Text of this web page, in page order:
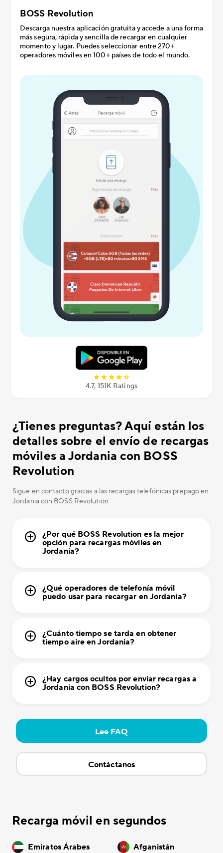
BOSS Revolution
Descarga nuestra aplicación gratuita y accede a una forma
más segura, rápida y sencilla de recargar en cualquier
momento y lugar. Puedes seleccionar entre 270+
operadores móviles en 100+ países de todo el mundo.
4.7, 151K Ratings
¿Tienes preguntas? Aquí están los
detalles sobre el envío de recargas
móviles a Jordania con BOSS
Revolution
Sigue en contacto gracias a las recargas telefónicas prepago en
Jordania con BOSS Revolution
¿Por qué BOSS Revolution es la mejor
opción para recargas móviles en
Jordania?
¿Qué operadores de telefonía móvil
puedo usar para recargar en Jordania?
¿Cuánto tiempo se tarda en obtener
tiempo aire en Jordania?
¿Hay cargos ocultos por enviar recargas a
Jordania con BOSS Revolution?
Lee FAQ
Contáctanos
Recarga móvil en segundos
Emiratos Árabes
Afganistán